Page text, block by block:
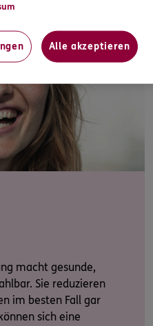
macht gesunde,
Sie reduzieren
im besten Fall gar
sich eine
Alle akzeptieren